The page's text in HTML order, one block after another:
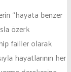
“hayata benzer
özerk
failler olarak
hayatlarının her